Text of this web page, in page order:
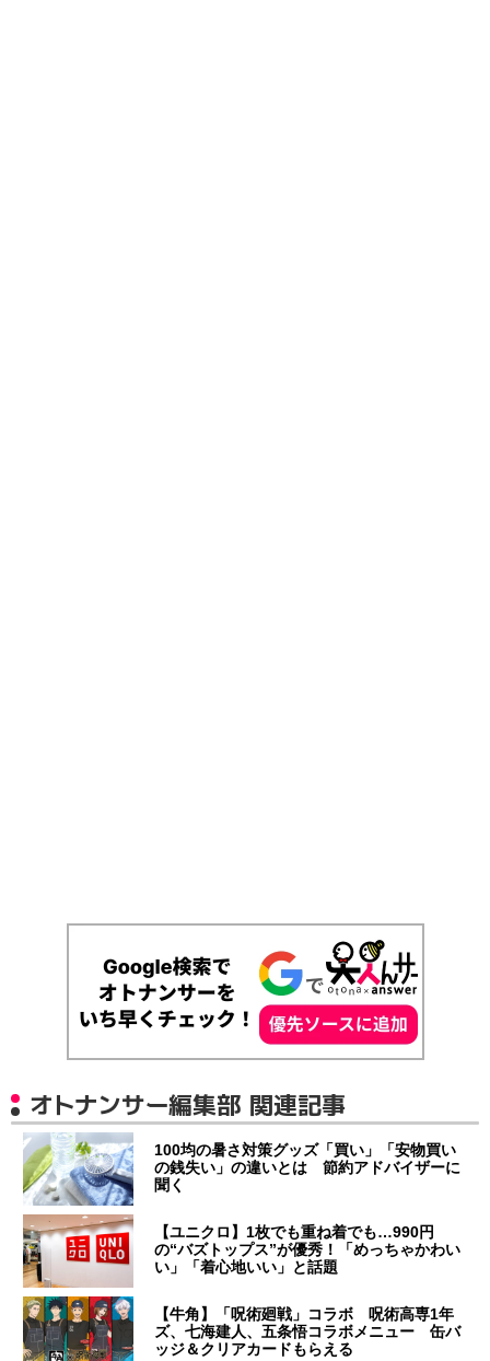
オトナンサー編集部 関連記事
100均の暑さ対策グッズ「買い」「安物買い
の銭失い」の違いとは 節約アドバイザーに
聞く
【ユニクロ】1枚でも重ね着でも…990円
の“バズトップス”が優秀！「めっちゃかわい
い」「着心地いい」と話題
【牛角】「呪術廻戦」コラボ 呪術高専1年
ズ、七海建人、五条悟コラボメニュー 缶バ
ッジ＆クリアカードもらえる